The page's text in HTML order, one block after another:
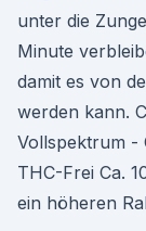
unter die
Minute
damit es von
werden kann.
Vollspektrum -
THC-Frei Ca.
ein höheren